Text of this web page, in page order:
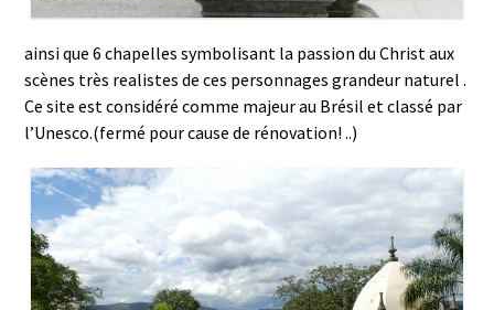
ainsi que 6 chapelles symbolisant la passion du Christ aux
scènes très realistes de ces personnages grandeur naturel .
Ce site est considéré comme majeur au Brésil et classé par
l’Unesco.(fermé pour cause de rénovation! ..)